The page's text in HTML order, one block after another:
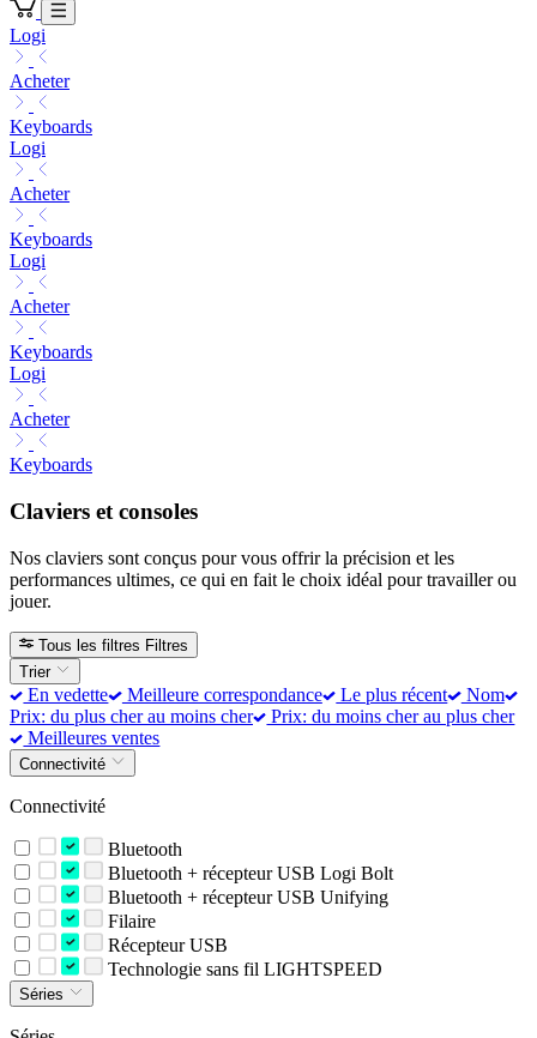
Logi
Acheter
Keyboards
Logi
Acheter
Keyboards
Logi
Acheter
Keyboards
Logi
Acheter
Keyboards
Claviers et consoles
Nos claviers sont conçus pour vous offrir la précision et les
performances ultimes, ce qui en fait le choix idéal pour travailler ou
jouer.
Tous les filtres Filtres
Trier
En vedette Meilleure correspondance Le plus récent
Nom
Prix: du plus cher au moins cher
Prix: du moins cher au plus cher
Meilleures ventes
Connectivité
Connectivité
Bluetooth
Bluetooth + récepteur USB Logi Bolt
Bluetooth + récepteur USB Unifying
Filaire
Récepteur USB
Technologie sans fil LIGHTSPEED
Séries